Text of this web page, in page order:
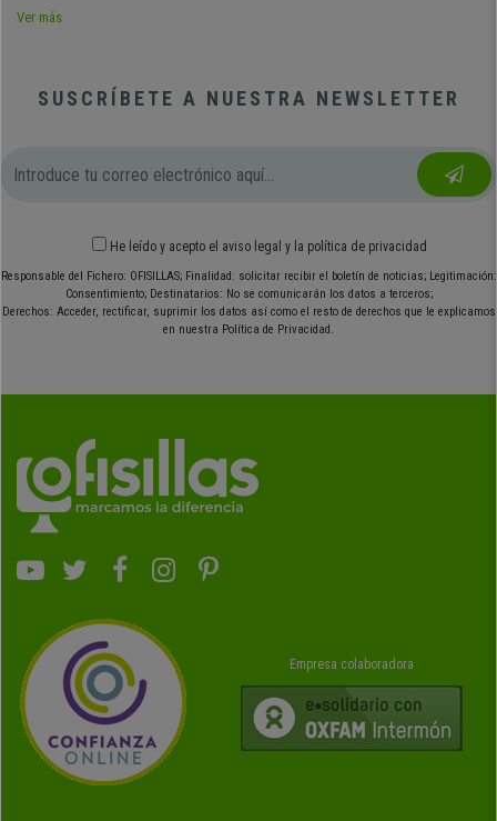
empresa u organización.
El banco de espera tiene que ser obviamente cómodo y funcional, pero
también atractivo estéticamente. Ha de causar un impacto en la
importante, puesto que precisamente su misión es que la espera resulte
menos aburrida y llevadera.
La puerta de una oficina, la cual incluye bancadas de recepción con un
diseño cuidado y sofisticado, puede marcar la diferencia y causar una
buena impresión. Por lo tanto, contar con sitios fiables de venta online
de bancada sala de espera es algo imprescindible ante algo tan vital.
muy vistosas y elegantes. Por el otro lado, tenemos las más clásicas
bancadas de madera, perfectas para transmitir cercanía y calidez gracias
a su material.
Respecto a los materiales, hay que prestar especial atención a los
mismos, teniendo en cuenta el uso al que vayan destinado nuestras
este material nos asegura la máxima resistencia y facilidad de limpieza.
El mantenimiento será muy sencillo, siendo su contrapartida el ser algo
menos cómodas. Las posibilidades de diseño también son mayores,
siendo habitualmente de una línea más moderna.
Las bancadas para oficina tapizadas ofrecen un confort superior, algo
muy interesante para que puedan ser utilizadas durante incluso horas. En
Ver más
SUSCRÍBETE A NUESTRA NEWSLETTER
He leído y acepto el aviso legal y la política de privacidad
Responsable del Fichero: OFISILLAS; Finalidad: solicitar recibir el boletín de noticias; Legitimación:
Consentimiento; Destinatarios: No se comunicarán los datos a terceros;
Derechos: Acceder, rectificar, suprimir los datos así como el resto de derechos que le explicamos
en nuestra Política de Privacidad.
Empresa colaboradora